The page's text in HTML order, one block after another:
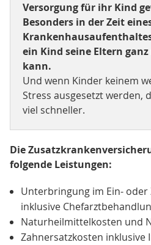
Versorgung für ihr Kind
Besonders in der Zeit
ein Kind seine Eltern
kann.
Und wenn Kinder keinem
Stress ausgesetzt werden,
viel schneller.
Die
folgende Leistungen:
Unterbringung im Ein-
inklusive
Naturheilmittelkosten und
Zahnersatzkosten inklusive